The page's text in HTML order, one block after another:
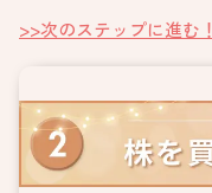
>>次のステップに進む！